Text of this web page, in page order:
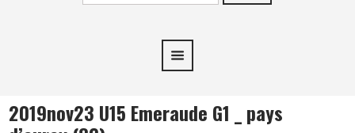
2019nov23 U15 Emeraude G1 _ pays